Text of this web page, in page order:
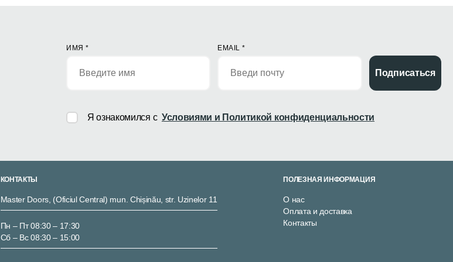
ИМЯ * EMAIL*
Подписаться
Я ознакомился с Условиями и Политикой конфиденциальности
КОНТАКТЫ
Master Doors, (Oficiul Central) mun. Chișinău, str. Uzinelor 11
Пн – Пт 08:30 – 17:30
Сб – Вс 08:30 – 15:00
ПОЛЕЗНАЯ ИНФОРМАЦИЯ
О нас
Оплата и доставка
Контакты